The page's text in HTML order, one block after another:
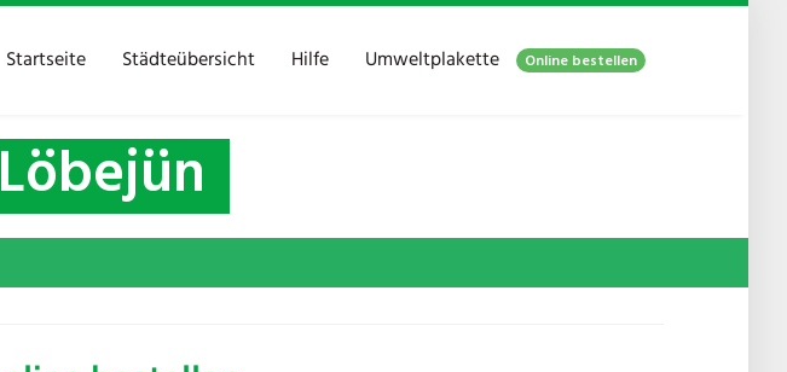
Startseite Städteübersicht Hilfe Umweltplakette Online bestellen
Löbejün